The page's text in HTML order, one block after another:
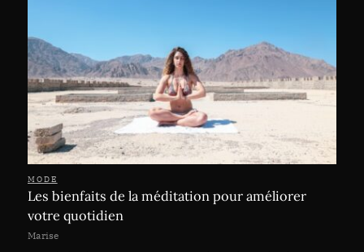
MODE
Les bienfaits de la méditation pour améliorer
votre quotidien
Marise